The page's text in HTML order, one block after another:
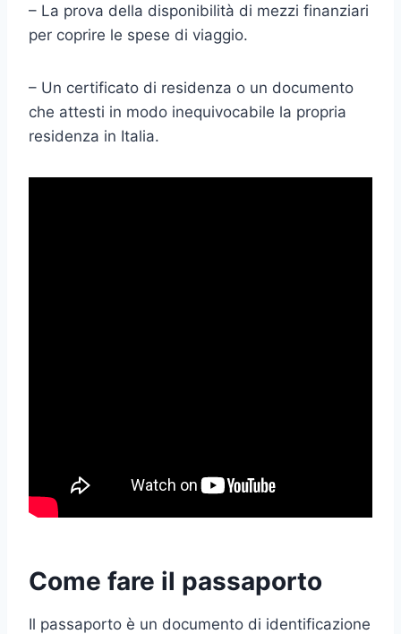
– La prova della disponibilità di mezzi finanziari
per coprire le spese di viaggio.
– Un certificato di residenza o un documento
che attesti in modo inequivocabile la propria
residenza in Italia.
Come fare il passaporto
Il passaporto è un documento di identificazione